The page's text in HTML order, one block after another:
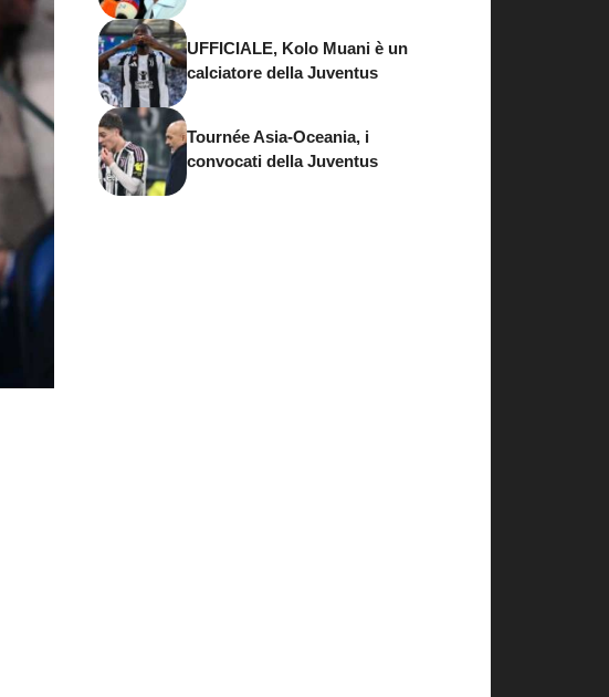
UFFICIALE, Kolo Muani è un
calciatore della Juventus
Tournée Asia-Oceania, i
convocati della Juventus